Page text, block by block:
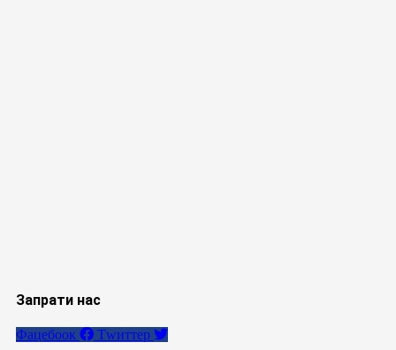
Запрати нас
Фацебоок Тwиттер